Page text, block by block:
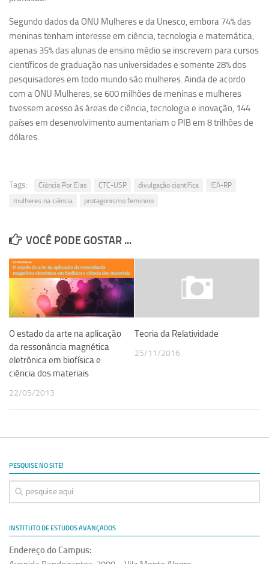
Espaço Cultural
Contato
Newsletter
Segundo dados da ONU Mulheres e da Unesco, embora 74% das
meninas tenham interesse em ciência, tecnologia e matemática,
apenas 35% das alunas de ensino médio se inscrevem para cursos
científicos de graduação nas universidades e somente 28% dos
pesquisadores em todo mundo são mulheres. Ainda de acordo
com a ONU Mulheres, se 600 milhões de meninas e mulheres
tivessem acesso às áreas de ciência, tecnologia e inovação, 144
países em desenvolvimento aumentariam o PIB em 8 trilhões de
dólares.
Tags: Ciência Por Elas CTC-USP divulgação científica
IEA-RP
mulheres na ciência
protagonismo feminino
VOCÊ PODE GOSTAR ...
O estado da arte na aplicação
da ressonância magnética
eletrônica em biofísica e
ciência dos materiais
22/05/2013
Teoria da Relatividade
25/11/2016
PESQUISE NO SITE!
INSTITUTO DE ESTUDOS AVANÇADOS
Endereço do Campus: